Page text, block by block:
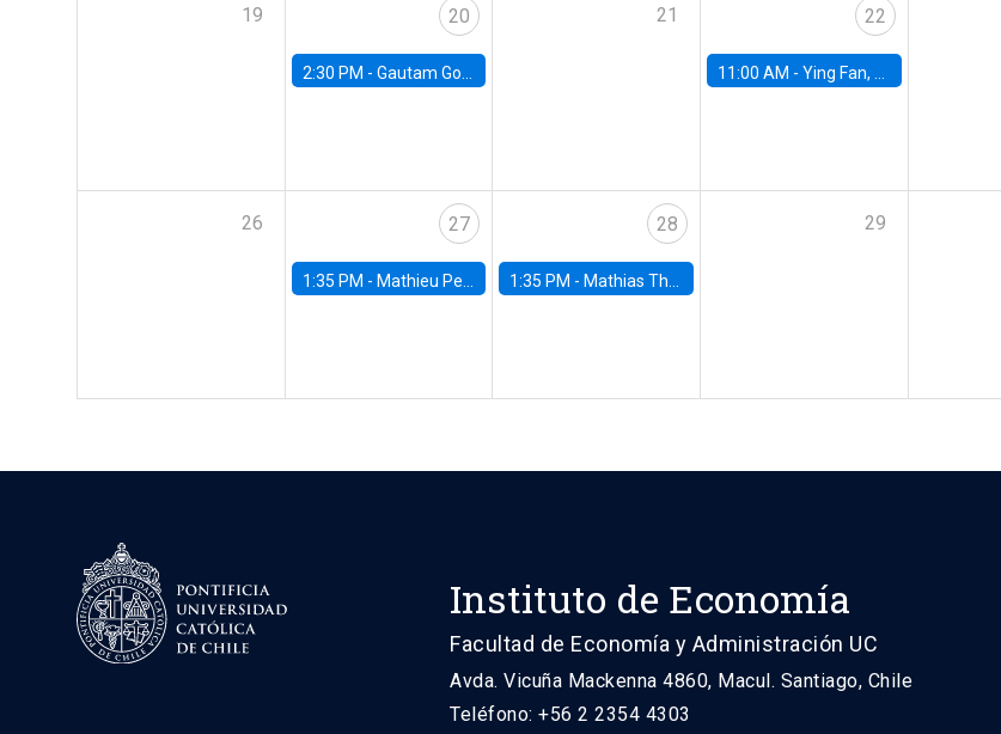
19 20
2:30 PM - Gautam Gowrisankaran, Columbia University
21 22
11:00 AM -Ying Fan, University of Michigan
26 27
1:35 PM - Mathieu Pedemonte, IDB
28
1:35 PM - Mathias Thoenig, University of Lausanne
29
Instituto de Economía
Facultad de Economía y Administración UC
Avda. Vicuña Mackenna 4860, Macul. Santiago, Chile
Teléfono: +56 2 2354 4303